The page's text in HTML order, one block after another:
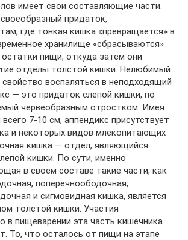
имеет свои составляющие части.
придаток,
где тонкая кишка «превращается» в
хранилище «сбрасываются»
пищи, откуда затем они
отделы толстой кишки. Нелюбимый
воспаляться в неподходящий
— это придаток слепой кишки, по
червеобразным отростком. Имея
7-10 см, аппендикс присутствует
и некоторых видов млекопитающих
кишка — отдел, являющийся
кишки. По сути, именно
в своем составе такие части, как
поперечноободочная,
и сигмовидная кишка, является
толстой кишки. Участия
в пищеварении эта часть кишечника
То, что осталось от пищи на этапе